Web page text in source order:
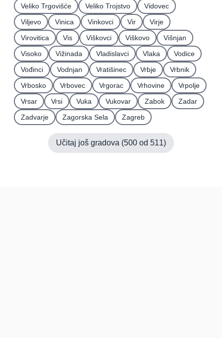
Veliko Trgovišće
Veliko Trojstvo
Vidovec
Viljevo
Vinica Vinkovci Vir
Virje
Virovitica
Vis Viškovci Viškovo
Višnjan
Visoko
Vižinada Vladislavci Vlaka
Vodice
Vođinci
Vodnjan Vratišinec Vrbje
Vrbnik
Vrbosko
Vrbovec Vrgorac Vrhovine
Vrpolje
Vrsar
Vrsi Vuka Vukovar Zabok
Zadar
Zadvarje
Zagorska Sela Zagreb
Učitaj još gradova (500 od 511)